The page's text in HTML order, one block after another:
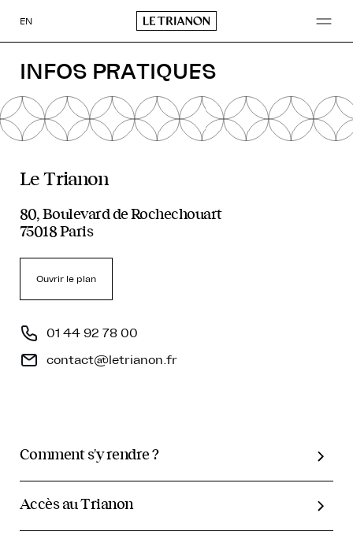
auEN
INFOS PRATIQUES
Le Trianon
80, Boulevard de Rochechouart
75018 Paris
Ouvrir le plan
01 44 92 78 00
contact@letrianon.fr
Comment s'y rendre ?
Accès au Trianon